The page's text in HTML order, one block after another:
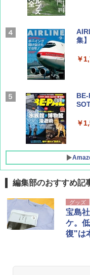
集
￥
￥
力
￥
[キ
プ
ッ
ッ
&ハ
-
レ
￥
編集部のおすすめ記
グッズ
宝島
ケ。
復"は